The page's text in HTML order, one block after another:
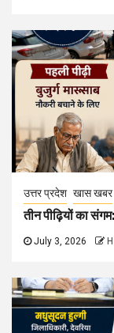
उत्तर प्रदेश खास खबर
तीन पीढ़ियों का
July 3, 2026